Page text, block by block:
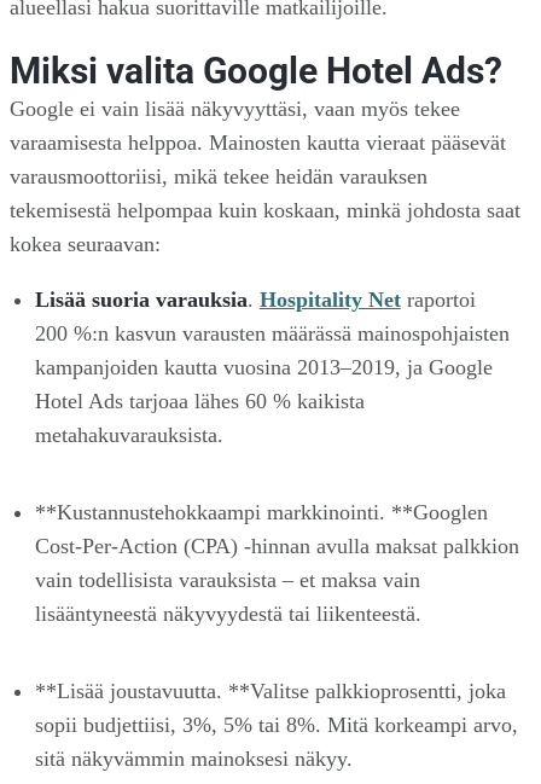
alueellasi hakua suorittaville matkailijoille.
Miksi valita Google Hotel Ads?
Google ei vain lisää näkyvyyttäsi, vaan myös tekee
varaamisesta helppoa. Mainosten kautta vieraat pääsevät
varausmoottoriisi, mikä tekee heidän varauksen
tekemisestä helpompaa kuin koskaan, minkä johdosta saat
kokea seuraavan:
Lisää suoria varauksia. Hospitality Netraportoi
200 %:n kasvun varausten määrässä mainospohjaisten
kampanjoiden kautta vuosina 2013–2019, ja Google
Hotel Ads tarjoaa lähes 60 % kaikista
metahakuvarauksista.
**Kustannustehokkaampi markkinointi. **Googlen
Cost-Per-Action (CPA) -hinnan avulla maksat palkkion
vain todellisista varauksista – et maksa vain
lisääntyneestä näkyvyydestä tai liikenteestä.
**Lisää joustavuutta. **Valitse palkkioprosentti, joka
sopii budjettiisi, 3%, 5% tai 8%. Mitä korkeampi arvo,
sitä näkyvämmin mainoksesi näkyy.